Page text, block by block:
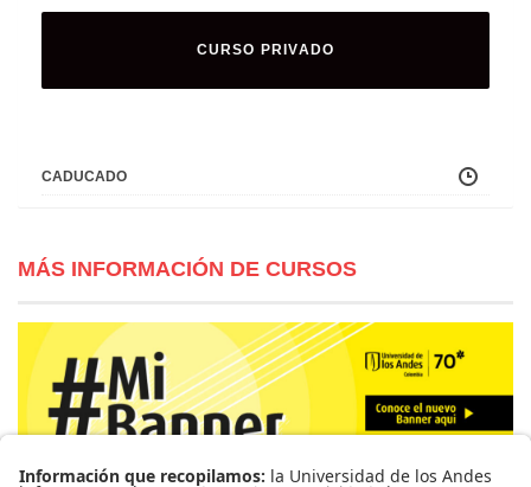
CURSO PRIVADO
CADUCADO
MÁS INFORMACIÓN DE CURSOS